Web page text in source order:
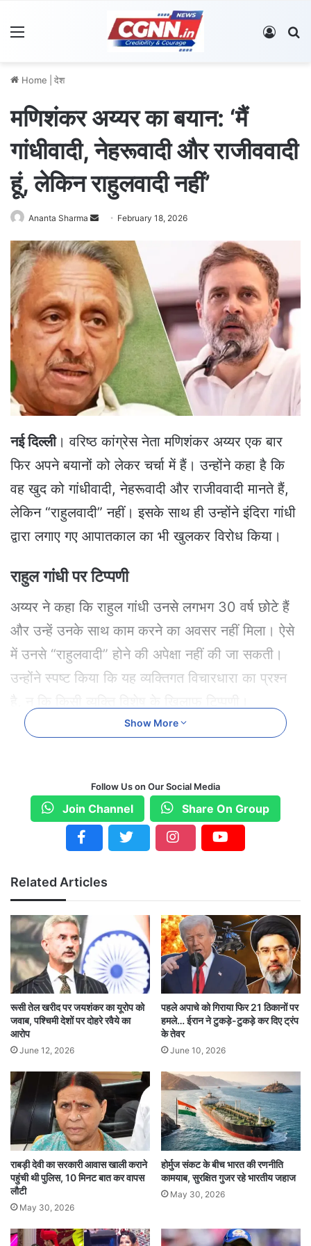
Log In
Home देश
मणिशंकर अय्यर का बयान: ‘मैं
गांधीवादी, नेहरूवादी और राजीववादी
हूं, लेकिन राहुलवादी नहीं’
Ananta Sharma
n
d
a
n
e
m
a
l
February 18, 2026
नई दिल्ली। वरिष्ठ कांग्रेस नेता मणिशंकर अय्यर एक बार
फिर अपने बयानों को लेकर चर्चा में हैं। उन्होंने कहा है कि
वह खुद को गांधीवादी, नेहरूवादी और राजीववादी मानते हैं,
लेकिन “राहुलवादी” नहीं। इसके साथ ही उन्होंने इंदिरा गांधी
द्वारा लगाए गए आपातकाल का भी खुलकर विरोध किया।
राहुल गांधी पर टिप्पणी
अय्यर ने कहा कि राहुल गांधी उनसे लगभग 30 वर्ष छोटे हैं
और उन्हें उनके साथ काम करने का अवसर नहीं मिला। ऐसे
में उनसे “राहुलवादी” होने की अपेक्षा नहीं की जा सकती।
उन्होंने स्पष्ट किया कि यह व्यक्तिगत विचारधारा का प्रश्न
इंदिरा गांधी की इमरजेंसी का विरोध
क्योंकि इंदिरा गांधी द्वारा लगाए गए आपातकाल (इमरजेंसी)
को वह लोकतंत्र के विरुद्ध कदम मानते हैं। भले ही
आपातकाल 18 महीने का रहा हो, लेकिन उन्होंने इसे
अय्यर ने कहा कि बचपन में उन्हें महात्मा गांधी से मिलने का
अवसर मिला था, जिसने उनके विचारों को प्रभावित किया।
वहीं, उन्होंने बताया कि उनके युवावस्था के वर्ष जवाहरलाल
नेहरू के नेतृत्व में बीते, जिससे उनकी सोच नेहरूवादी बनी।
उन्होंने खुद को “राजीववादी” बताते हुए कहा कि राजीव गांधी
ने उन्हें प्रधानमंत्री कार्यालय में काम करने का अवसर दिया
और उनके कार्यों ने उन्हें प्रभावित किया।
केरल राजनीति पर भी बयान
अय्यर ने हाल ही में कहा था कि पिनराई विजयन केरल के
मुख्यमंत्री बने रहेंगे। इस बयान से भी राजनीतिक हलकों में
चर्चा तेज हुई।
Show More
Follow Us on Our Social Media
Join Channel Share On Group
Related Articles
रूसी तेल खरीद पर जयशंकर का यूरोप को
जवाब, पश्चिमी देशों पर दोहरे रवैये का
आरोप
June 12, 2026
पहले अपाचे को गिराया फिर 21 ठिकानों पर
हमले… ईरान ने टुकड़े-टुकड़े कर दिए ट्रंप
के तेवर
June 10, 2026
राबड़ी देवी का सरकारी आवास खाली कराने
पहुंची थी पुलिस, 10 मिनट बात कर वापस
लौटी
May 30, 2026
होर्मुज संकट के बीच भारत की रणनीति
कामयाब, सुरक्षित गुजर रहे भारतीय जहाज
May 30, 2026